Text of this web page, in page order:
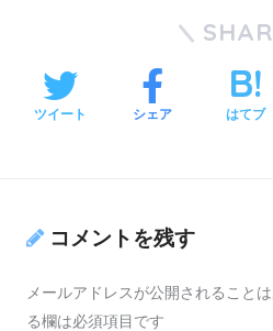
ツイート シェア はてブ
コメントを残す
メールアドレスが公開されることは
る欄は必須項目です